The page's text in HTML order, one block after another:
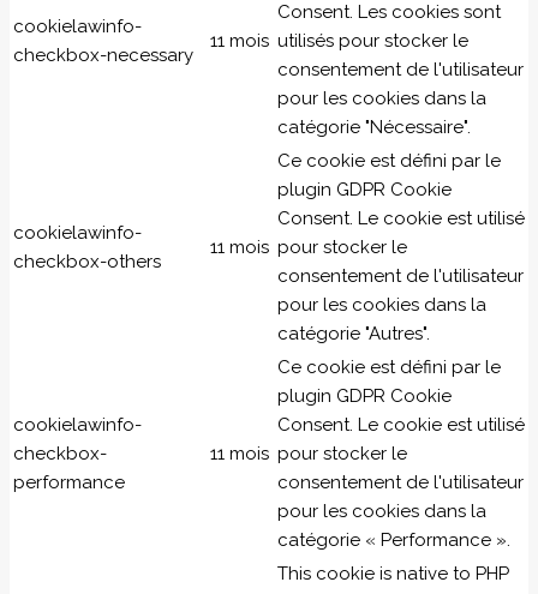
cookielawinfo-
checkbox-necessary
11 mois
Consent. Les cookies sont
utilisés pour stocker le
consentement de l'utilisateur
pour les cookies dans la
catégorie "Nécessaire".
cookielawinfo-
checkbox-others
11 mois
Ce cookie est défini par le
plugin GDPR Cookie
Consent. Le cookie est utilisé
pour stocker le
consentement de l'utilisateur
pour les cookies dans la
catégorie "Autres".
cookielawinfo-
checkbox-
performance
11 mois
Ce cookie est défini par le
plugin GDPR Cookie
Consent. Le cookie est utilisé
pour stocker le
consentement de l'utilisateur
pour les cookies dans la
catégorie « Performance ».
This cookie is native to PHP